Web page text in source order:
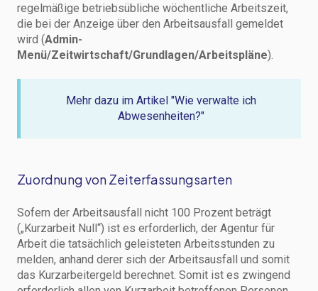
regelmäßige betriebsübliche wöchentliche Arbeitszeit,
die bei der Anzeige über den Arbeitsausfall gemeldet
wird (Admin-
Menü/Zeitwirtschaft/Grundlagen/Arbeitspläne).
Mehr dazu im Artikel "Wie verwalte ich
Abwesenheiten?"
Zuordnung von Zeiterfassungsarten
Sofern der Arbeitsausfall nicht 100 Prozent beträgt
(„Kurzarbeit Null“) ist es erforderlich, der Agentur für
Arbeit die tatsächlich geleisteten Arbeitsstunden zu
melden, anhand derer sich der Arbeitsausfall und somit
das Kurzarbeitergeld berechnet. Somit ist es zwingend